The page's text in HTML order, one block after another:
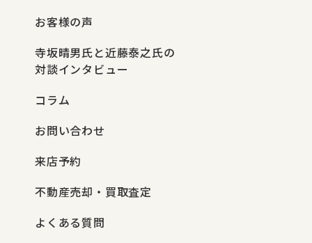
お客様の声
寺坂晴男氏と近藤泰之氏の
対談インタビュー
コラム
お問い合わせ
来店予約
不動産売却・買取査定
よくある質問